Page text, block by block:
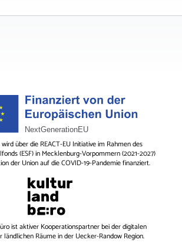
über die REACT-EU Initiative im Rahmen des
(ESF) in Mecklenburg-Vorpommern (2021-2027)
der Union auf die COVID-19-Pandemie finanziert.
ist aktiver Kooperationspartner bei der digitalen
ländlichen Räume in der Uecker-Randow Region.